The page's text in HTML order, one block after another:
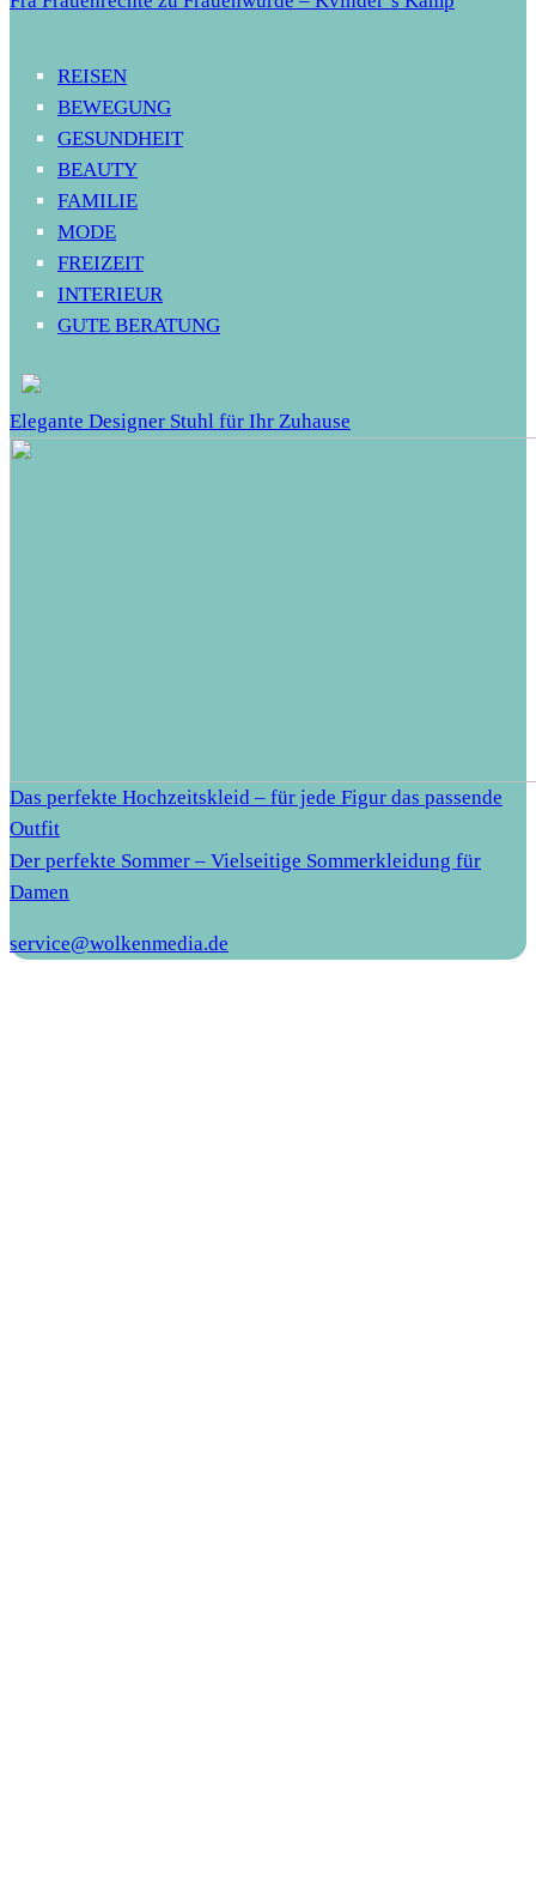
REISEN
BEWEGUNG
GESUNDHEIT
BEAUTY
FAMILIE
MODE
FREIZEIT
INTERIEUR
GUTE BERATUNG
Elegante Designer Stuhl für Ihr Zuhause
Das perfekte Hochzeitskleid – für jede Figur das passende
Outfit
Der perfekte Sommer – Vielseitige Sommerkleidung für
Damen
service@wolkenmedia.de